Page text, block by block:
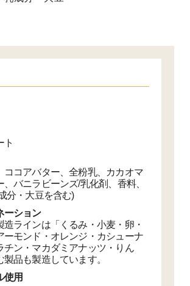
ト
ココアバター、全粉乳、カカオマ
、バニラビーンズ/乳化剤、香料、
分・大豆を含む)
ーション
造ラインは「くるみ・小麦・卵・
ーモンド・オレンジ・カシューナ
チン・マカダミアナッツ・りん
製品も製造しています。
使用